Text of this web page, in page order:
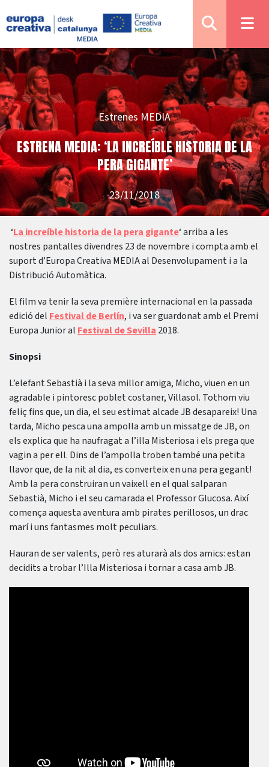
Estrenes MEDIA
ESTRENA MEDIA: ‘LA INCREÍBLE HISTORIA DE LA
PERA GIGANTE’
23/11/2018
‘La increíble historia de la pera gigante‘ arriba a les
nostres pantalles divendres 23 de novembre i compta amb el
suport d’Europa Creativa MEDIA al Desenvolupament i a la
Distribució Automàtica.
El film va tenir la seva première internacional en la passada
edició del Festival de Berlín, i va ser guardonat amb el Premi
Europa Junior al Festival de Sevilla 2018.
Sinopsi
L’elefant Sebastià i la seva millor amiga, Micho, viuen en un
agradable i pintoresc poblet costaner, Villasol. Tothom viu
feliç fins que, un dia, el seu estimat alcade JB desapareix! Una
tarda, Micho pesca una ampolla amb un missatge de JB, on
els explica que ha naufragat a l’illa Misteriosa i els prega que
vagin a per ell. Dins de l’ampolla troben també una petita
llavor que, de la nit al dia, es converteix en una pera gegant!
Amb la pera construiran un vaixell en el qual salparan
Sebastià, Micho i el seu camarada el Professor Glucosa. Així
comença aquesta aventura amb pirates perillosos, un drac
marí i uns fantasmes molt peculiars.
Hauran de ser valents, però res aturarà als dos amics: estan
decidits a trobar l’Illa Misteriosa i tornar a casa amb JB.